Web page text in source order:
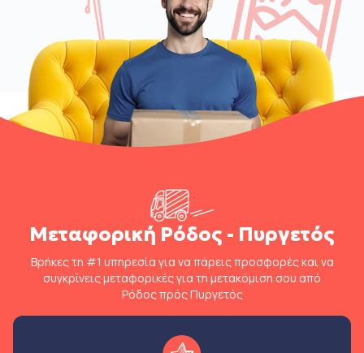
Μεταφορική Ρόδος - Πυργετός
Βρήκες τη #1 υπηρεσία για να πάρεις προσφορές και να
συγκρίνεις μεταφορικές για τη μετακόμιση σου από
Ρόδος πρός Πυργετός